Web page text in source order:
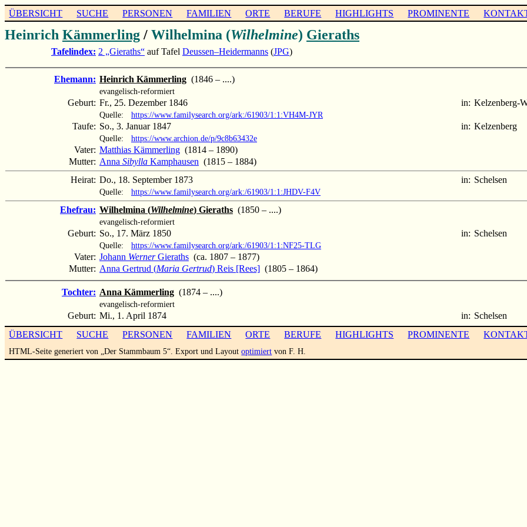
ÜBERSICHT SUCHE PERSONEN FAMILIEN ORTE BERUFE HIGHLIGHTS PROMINENTE
Heinrich Kämmerling / Wilhelmina (Wilhelmine) Gieraths
Tafelindex: 2 „Gieraths“ auf Tafel Deussen–Heidermanns (JPG)
Ehemann: Heinrich Kämmerling (1846 – ....)
evangelisch-reformiert
Geburt: Fr., 25. Dezember 1846 in: Kelzenberg-
Quelle: https://www.familysearch.org/ark:/61903/1:1:VH4M-JYR
Taufe: So., 3. Januar 1847 in: Kelzenberg
Quelle: https://www.archion.de/p/9c8b63432e
Vater: Matthias Kämmerling (1814 – 1890)
Mutter: Anna Sibylla Kamphausen (1815 – 1884)
Heirat: Do., 18. September 1873 in: Schelsen
Quelle: https://www.familysearch.org/ark:/61903/1:1:JHDV-F4V
Ehefrau: Wilhelmina (Wilhelmine) Gieraths (1850 – ....)
evangelisch-reformiert
Geburt: So., 17. März 1850 in: Schelsen
Quelle: https://www.familysearch.org/ark:/61903/1:1:NF25-TLG
Vater: Johann WernerGieraths (ca. 1807 – 1877)
Mutter: Anna Gertrud (Maria Gertrud) Reis [Rees] (1805 – 1864)
Tochter: Anna Kämmerling (1874 – ....)
evangelisch-reformiert
Geburt: Mi., 1. April 1874 in: Schelsen
ÜBERSICHT
SUCHE PERSONEN FAMILIEN ORTE BERUFE HIGHLIGHTS PROMINENTE
HTML-Seite generiert von „Der Stammbaum 5“. Export und Layoutoptimiert von F. H.